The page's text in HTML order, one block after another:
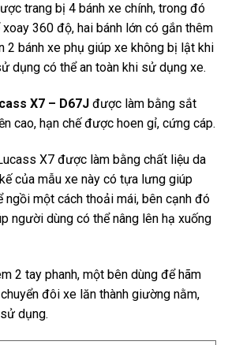
trang bị 4 bánh xe chính, trong đó
360 độ, hai bánh lớn có gắn thêm
2 bánh xe phụ giúp xe không bị lật khi
dụng có thể an toàn khi sử dụng xe.
X7 – D67J được làm bằng sắt
cao, hạn chế được hoen gỉ, cứng cáp.
X7 được làm bằng chất liệu da
của mẫu xe này có tựa lưng giúp
một cách thoải mái, bên cạnh đó
người dùng có thể nâng lên hạ xuống
2 tay phanh, một bên dùng để hãm
đôi xe lăn thành giường nằm,
dụng.